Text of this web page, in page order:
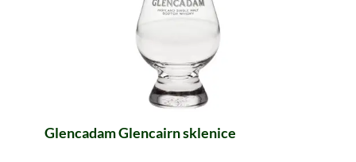
Glencadam Glencairn sklenice